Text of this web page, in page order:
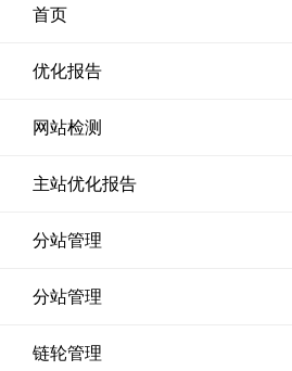
首页
优化报告
网站检测
主站优化报告
分站管理
分站管理
链轮管理